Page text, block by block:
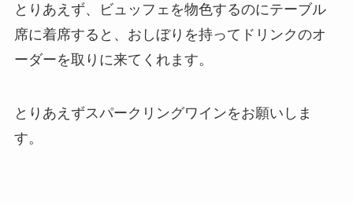
とりあえず、ビュッフェを物色するのにテーブル
席に着席すると、おしぼりを持ってドリンクのオ
ーダーを取りに来てくれます。
とりあえずスパークリングワインをお願いしま
す。